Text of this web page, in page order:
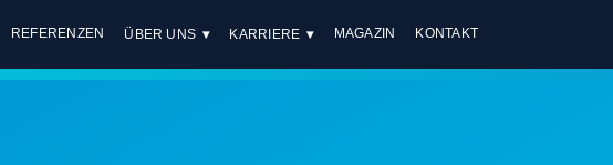
REFERENZEN ÜBER UNS KARRIERE MAGAZIN KONTAKT